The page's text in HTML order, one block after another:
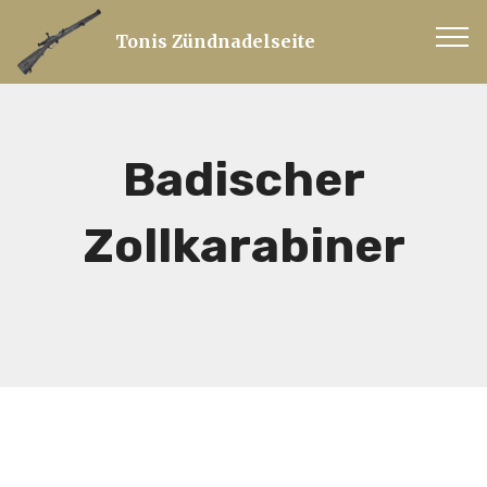
Tonis Zündnadelseite
Badischer
Zollkarabiner